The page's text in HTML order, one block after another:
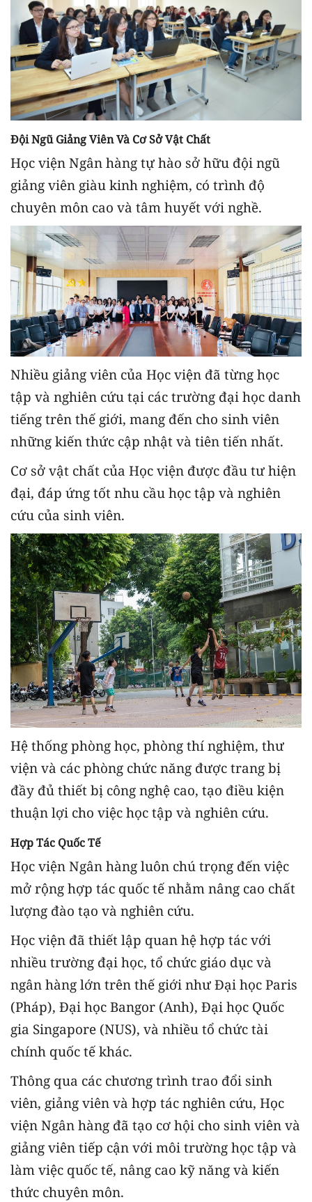
Đội Ngũ Giảng Viên Và Cơ Sở Vật Chất
Học viện Ngân hàng tự hào sở hữu đội ngũ
giảng viên giàu kinh nghiệm, có trình độ
chuyên môn cao và tâm huyết với nghề.
Nhiều giảng viên của Học viện đã từng học
tập và nghiên cứu tại các trường đại học danh
tiếng trên thế giới, mang đến cho sinh viên
những kiến thức cập nhật và tiên tiến nhất.
Cơ sở vật chất của Học viện được đầu tư hiện
đại, đáp ứng tốt nhu cầu học tập và nghiên
cứu của sinh viên.
Hệ thống phòng học, phòng thí nghiệm, thư
viện và các phòng chức năng được trang bị
đầy đủ thiết bị công nghệ cao, tạo điều kiện
thuận lợi cho việc học tập và nghiên cứu.
Hợp Tác Quốc Tế
Học viện Ngân hàng luôn chú trọng đến việc
mở rộng hợp tác quốc tế nhằm nâng cao chất
lượng đào tạo và nghiên cứu.
Học viện đã thiết lập quan hệ hợp tác với
nhiều trường đại học, tổ chức giáo dục và
ngân hàng lớn trên thế giới như Đại học Paris
(Pháp), Đại học Bangor (Anh), Đại học Quốc
gia Singapore (NUS), và nhiều tổ chức tài
chính quốc tế khác.
Thông qua các chương trình trao đổi sinh
viên, giảng viên và hợp tác nghiên cứu, Học
viện Ngân hàng đã tạo cơ hội cho sinh viên và
giảng viên tiếp cận với môi trường học tập và
làm việc quốc tế, nâng cao kỹ năng và kiến
thức chuyên môn.